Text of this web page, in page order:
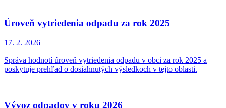
Úroveň vytriedenia odpadu za rok 2025
17. 2. 2026
Správa hodnotí úroveň vytriedenia odpadu v obci za rok 2025 a
poskytuje prehľad o dosiahnutých výsledkoch v tejto oblasti.
Vývoz odpadov v roku 2026